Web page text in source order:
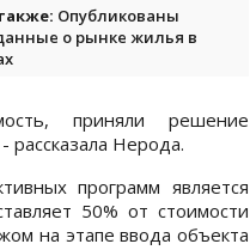
Опубликованы
о рынке жилья в
приняли решение
рассказала Нерода.
программ является
50% от стоимости
на этапе ввода объекта